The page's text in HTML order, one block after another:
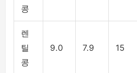
콩
렌
틸
콩
9.0 7.9 15